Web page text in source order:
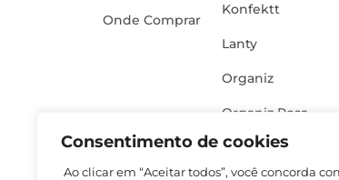
Consentimento de cookies
Ao clicar em “Aceitar todos”, você concorda
Onde Comprar
Konfektt
Lanty
Organiz
Organiz Rosa